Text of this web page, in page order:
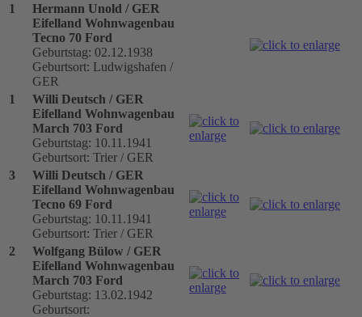
1
Hermann Unold / GER
Eifelland Wohnwagenbau
Tecno 70 Ford
Geburtstag: 02.12.1938
Geburtsort: Ludwigshafen /
GER
1
Willi Deutsch / GER
Eifelland Wohnwagenbau
March 703 Ford
Geburtstag: 10.11.1941
Geburtsort: Trier / GER
3
Willi Deutsch / GER
Eifelland Wohnwagenbau
Tecno 69 Ford
Geburtstag: 10.11.1941
Geburtsort: Trier / GER
2
Wolfgang Bülow / GER
Eifelland Wohnwagenbau
March 703 Ford
Geburtstag: 13.02.1942
Geburtsort: